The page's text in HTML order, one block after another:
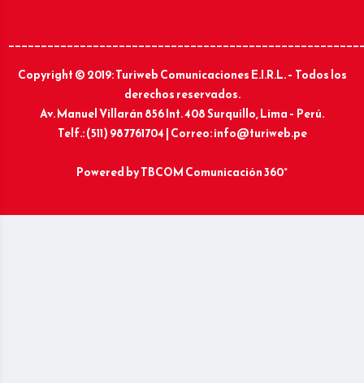
Copyright © 2019: Turiweb Comunicaciones E.I.R.L. – Todos los
derechos reservados.
Av. Manuel Villarán 856 Int. 408 Surquillo, Lima – Perú.
Telf.: (511) 987761704 | Correo: info@turiweb.pe
Powered byTBCOM Comunicación 360°